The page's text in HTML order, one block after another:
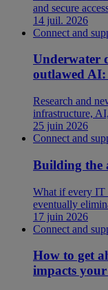
and secure
14 juil. 2026
Connect and
Underwater
outlawed
Research and
infrastructure,
25 juin 2026
Connect and
Building the
What if every
eventually
17 juin 2026
Connect and
How to get
impacts